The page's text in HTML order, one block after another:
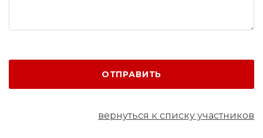
ОТПРАВИТЬ
вернуться к списку участников